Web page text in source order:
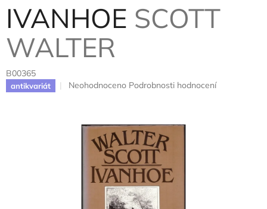
IVANHOE SCOTT
WALTER
B00365
antikvariát
Průměrné
hvězdiček.
Neohodnoceno Podrobnosti hodnocení